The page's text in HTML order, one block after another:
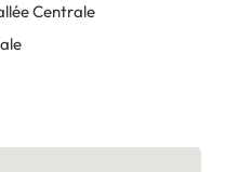
Centrale